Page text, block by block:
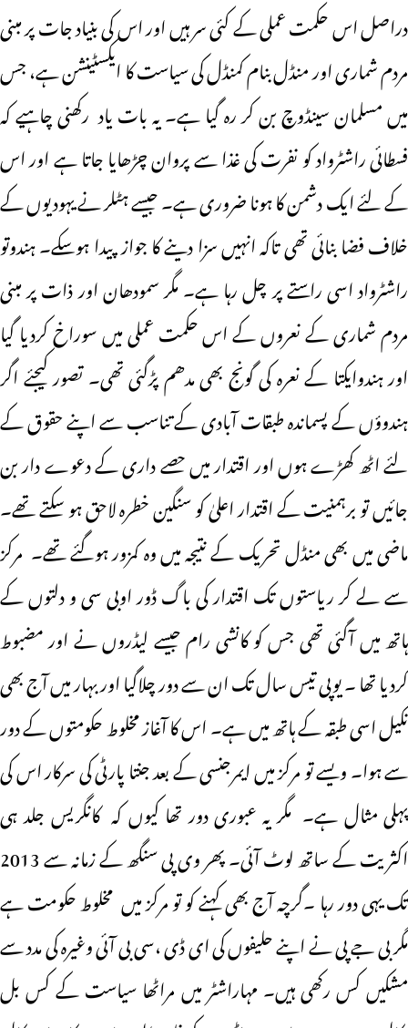
دراصل اس حکمت عملی کے کئی سر ہیں اور اس کی بنیاد جات پر مبنی
مردم شماری اور منڈل بنام کمنڈل کی سیاست کا ایکسٹینشن ہے، جس
میں مسلمان سینڈوچ بن کر رہ گیا ہے۔ یہ بات یاد رکھنی چاہیے کہ
فسطائی راشٹرواد کو نفرت کی غذا سے پروان چڑھایا جاتا ہے اور اس
کے لئے ایک دشمن کا ہونا ضروری ہے۔ جیسے ہٹلر نے یہودیوں کے
خلاف فضا بنائی تھی تاکہ انہیں سزا دینے کا جواز پیدا ہوسکے۔ ہندوتو
راشٹرواد اسی راستے پر چل رہا ہے۔ مگر سمودھان اور ذات پر مبنی
مردم شماری کے نعروں کے اس حکمت عملی میں سوراخ کردیا گیا
اور ہندوایکتا کے نعرہ کی گونج بھی مدھم پڑگئی تھی۔ تصور کیجئے اگر
ہندوؤں کے پسماندہ طبقات آبادی کے تناسب سے اپنے حقوق کے
لئے اٹھ کھڑے ہوں اور اقتدار میں حصے داری کے دعوے دار بن
جائیں تو برہمنیت کے اقتدار اعلیٰ کو سنگین خطرہ لاحق ہو سکتے تھے۔
ماضی میں بھی منڈل تحریک کے نتیجہ میں وہ کمزور ہوگئے تھے۔ مرکز
سے لے کر ریاستوں تک اقتدار کی باگ ڈور اوبی سی و دلتوں کے
ہاتھ میں آگئی تھی جس کو کانشی رام جیسے لیڈروں نے اور مضبوط
کردیا تھا ۔ یوپی تیس سال تک ان سے دور چلاگیا اور بہار میں آج بھی
نکیل اسی طبقہ کے ہاتھ میں ہے۔ اس کا آغاز مخلوط حکومتوں کے دور
سے ہوا۔ ویسے تو مرکز میں ایمرجنسی کے بعد جنتا پارٹی کی سرکار اس کی
پہلی مثال ہے۔ مگر یہ عبوری دور تھا کیوں کہ کانگریس جلد ہی
اکثریت کے ساتھ لوٹ آئی۔ پھر وی پی سنگھ کے زمانہ سے 2013
تک یہی دور رہا ۔گرچہ آج بھی کہنے کو تو مرکز میں مخلوط حکومت ہے
مگر بی جے پی نے اپنے حلیفوں کی ای ڈی ،سی بی آئی وغیرہ کی مدد سے
مشکیں کس رکھی ہیں۔ مہاراشٹر میں مراٹھا سیاست کے کس بل